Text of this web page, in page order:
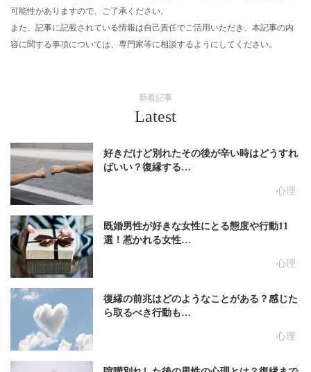
可能性がありますので、ご了承ください。
また、記事に記載されている情報は自己責任でご活用いただき、本記事の内
容に関する事項については、専門家等に相談するようにしてください。
新着記事
Latest
心理
好きだけど別れたその後が辛い時はどうすれ
ばいい？復縁する…
心理
既婚男性が好きな女性にとる態度や行動11
選！惹かれる女性…
心理
復縁の前兆はどのようなことがある？感じた
ら取るべき行動も…